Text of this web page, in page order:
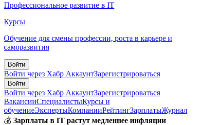
Профессиональное развитие в IT
Курсы
Обучение для смены профессии, роста в карьере и
саморазвития
Войти
Войти через Хабр АккаунтЗарегистрироваться
Войти
Войти через Хабр АккаунтЗарегистрироваться
ВакансииСпециалистыКурсы и
обучениеЭкспертыКомпанииРейтингЗарплатыЖурнал
💰 Зарплаты в IT растут медленнее инфляции